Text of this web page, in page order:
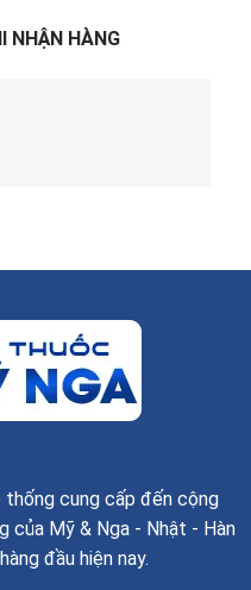
NHẬN HÀNG
thống cung cấp đến cộng
của Mỹ & Nga - Nhật - Hàn
đầu hiện nay.